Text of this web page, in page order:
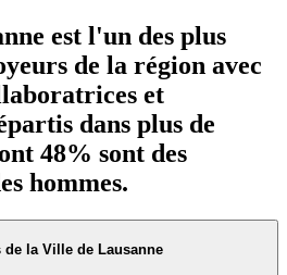
est l'un des plus
de la région avec
et
dans plus de
48% sont des
hommes.
de la Ville de Lausanne